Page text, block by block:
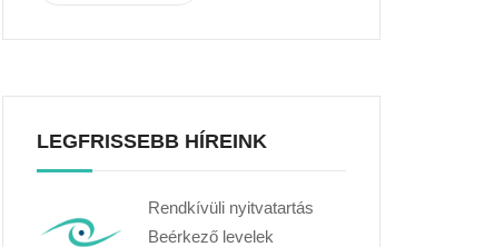
LEGFRISSEBB HÍREINK
Rendkívüli nyitvatartás
Beérkező levelek